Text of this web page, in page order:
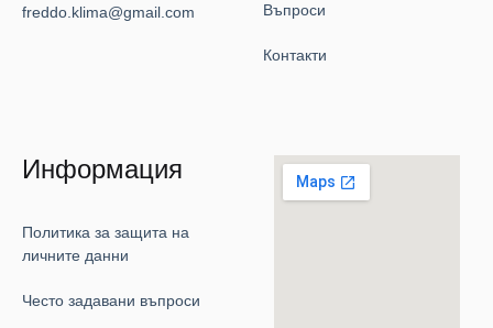
freddo.klima@gmail.com
Въпроси
Контакти
Информация
Политика за защита на
личните данни
Често задавани въпроси